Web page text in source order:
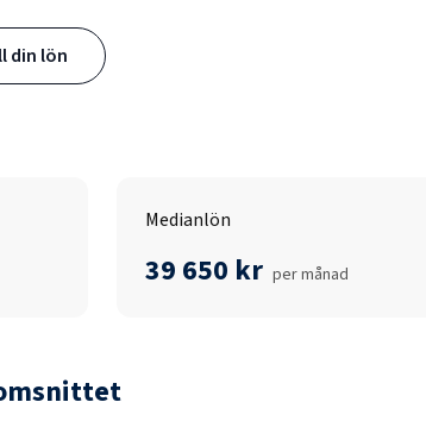
din lön
Medianlön
39 650 kr per månad